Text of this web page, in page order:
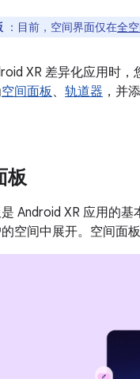
：目前，空间界面仅在全
XR 差异化应用时
空间面板、 轨道器 ，并
板
Android XR 应用的
空间中展开。空间面